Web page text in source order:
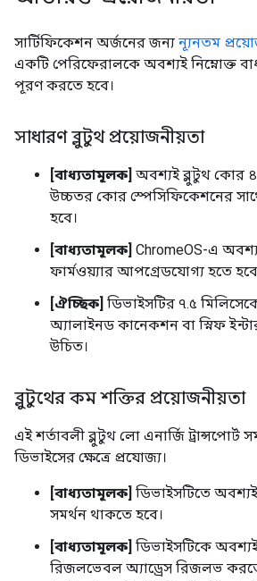
সার্টিফিকেশন অর্জনের জন্য ন্যূনতম
একটি পেরিফেরালকে অবশ্যই নিম্নোক্ত
পূরণ করতে হবে।
সাধারণ ব্লুটুথ প্রয়োজনীয়তা
[বাধ্যতামূলক] অবশ্যই ব্লুটুথ কোর
উচ্চতর কোর স্পেসিফিকেশনের
হবে।
[বাধ্যতামূলক] ChromeOS-এ
ফার্মওয়্যার আপগ্রেডযোগ্য হতে
[ঐচ্ছিক] ডিভাইসটির ৭.৫
অ্যালাইনড কানেকশন বা স্নিফ
উচিত।
ব্লুটুথের কম শক্তির প্রয়োজনীয়তা
এই শর্তাবলী ব্লুটুথ লো এনার্জি ট্রান্সপোর্ট
ডিভাইসের ক্ষেত্রে প্রযোজ্য।
[বাধ্যতামূলক] ডিভাইসটিতে
সমর্থন থাকতে হবে।
[বাধ্যতামূলক] ডিভাইসটিকে
রিজলভেবল অ্যাড্রেস রিজলভ